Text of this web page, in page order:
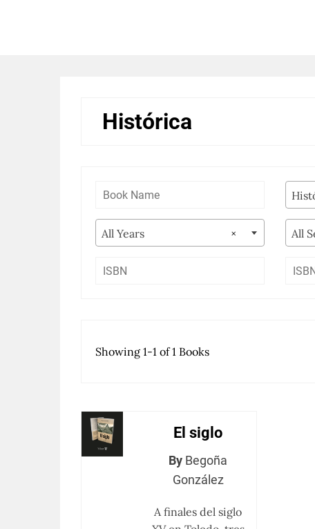
Histórica
×
All Years All
Showing 1-1 of 1 Books
El siglo
By Begoña
González
A finales del siglo